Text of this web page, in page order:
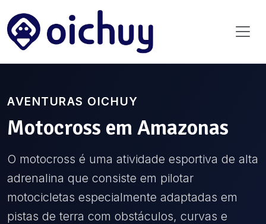
AVENTURAS OICHUY
Motocross em Amazonas
O motocross é uma atividade esportiva de alta
adrenalina que consiste em pilotar
motocicletas especialmente adaptadas em
pistas de terra com obstáculos, curvas e